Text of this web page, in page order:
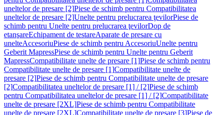
uneltelor de presare [2]Piese de schimb pentru Compatibilitatea
uneltelor de presare [2]Unelte pentru prelucrarea ţevilorPiese de
schimb pentru Unelte pentru prelucrarea ţevilorDop de
etanşareEchipament de testareAparate de presare cu
unelteAccesoriuPiese de schimb pentru AccesoriuUnelte pentru
Geberit MapressPiese de schimb pentru Unelte pentru Geberit
MapressCompatibilitate unelte de presare [1]Piese de schimb pentru
Compatibilitate unelte de presare [1]Compatibilitate unelte de
presare [2]Piese de schimb pentru Compatibilitate unelte de presare
[2]Compatibilitatea uneltelor de presare [1] / [2]Piese de schimb
pentru Compatibilitatea uneltelor de presare [1] / [2]Compatibilitate
unelte de presare [2XL]Piese de schimb pentru Compatibilitate
unelte de presare [2XL]Compatibilitate unelte de presare [3]Piese de